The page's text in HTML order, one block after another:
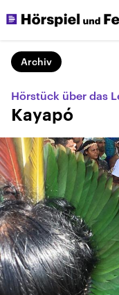
Archiv
Hörstück über das
Kayapó